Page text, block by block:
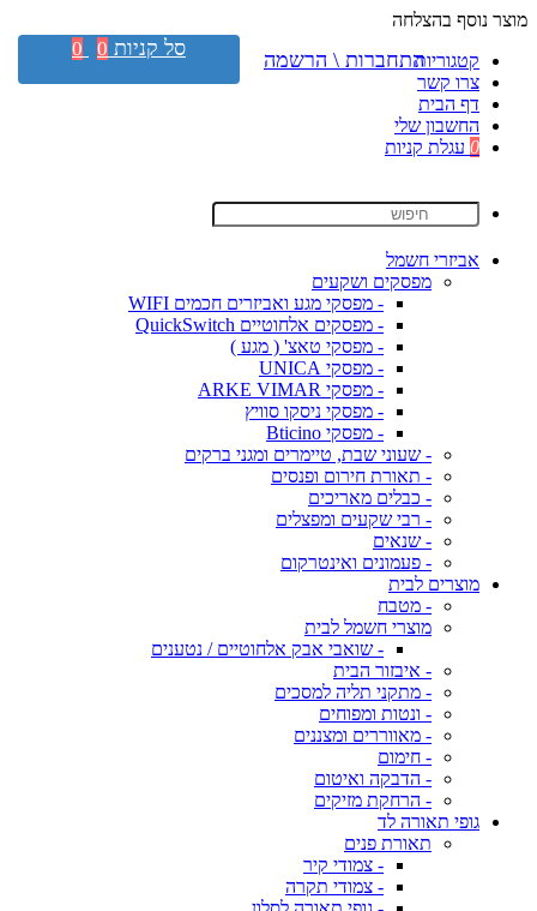
מוצר נוסף בהצלחה
קטגוריות
צרו קשר
דף הבית
החשבון שלי
0 עגלת קניות
אביזרי חשמל
מפסקים ושקעים
- מפסקי מגע ואביזרים חכמים WIFI
- מפסקים אלחוטיים QuickSwitch
- מפסקי טאצ' ( מגע )
- מפסקי UNICA
- מפסקי ARKE VIMAR
- מפסקי ניסקו סוויץ
- מפסקי Bticino
- שעוני שבת, טיימרים ומגני ברקים
- תאורת חירום ופנסים
- כבלים מאריכים
- רבי שקעים ומפצלים
- שנאים
- פעמונים ואינטרקום
מוצרים לבית
- מטבח
מוצרי חשמל לבית
- שואבי אבק אלחוטיים / נטענים
- איבזור הבית
- מתקני תליה למסכים
- ונטות ומפוחים
- מאווררים ומצננים
- חימום
- הדבקה ואיטום
- הרחקת מזיקים
גופי תאורה לד
תאורת פנים
- צמודי קיר
- צמודי תקרה
התחברות \ הרשמה סל קניות 0
0